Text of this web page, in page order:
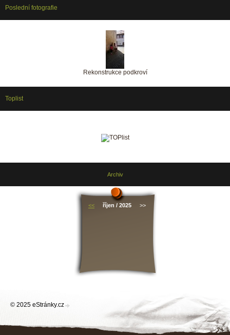
Poslední fotografie
Rekonstrukce podkroví
Toplist
Archiv
<< říjen / 2025 >>
© 2025 eStránky.cz